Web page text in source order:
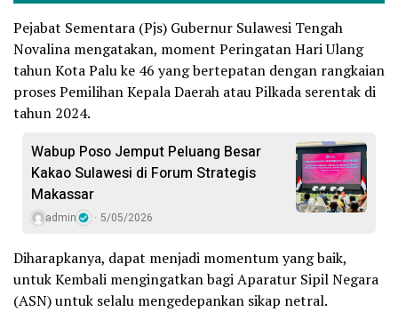
Pejabat Sementara (Pjs) Gubernur Sulawesi Tengah
Novalina mengatakan, moment Peringatan Hari Ulang
tahun Kota Palu ke 46 yang bertepatan dengan rangkaian
proses Pemilihan Kepala Daerah atau Pilkada serentak di
tahun 2024.
Wabup Poso Jemput Peluang Besar
Kakao Sulawesi di Forum Strategis
Makassar
admin 5/05/2026
Diharapkanya, dapat menjadi momentum yang baik,
untuk Kembali mengingatkan bagi Aparatur Sipil Negara
(ASN) untuk selalu mengedepankan sikap netral.